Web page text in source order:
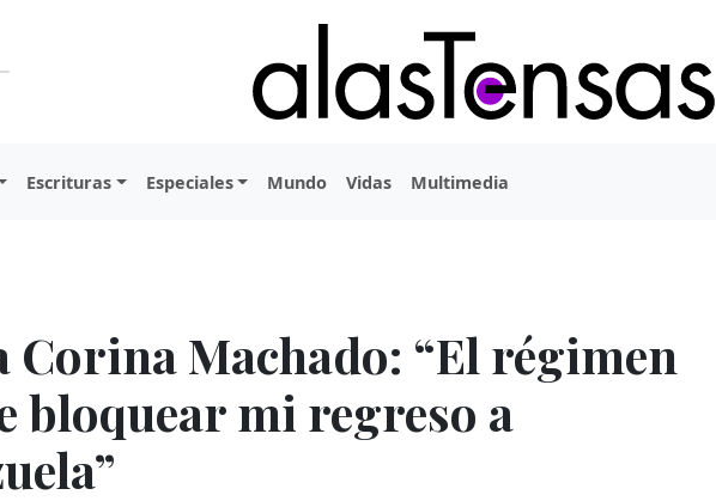
Escrituras Especiales Mundo Vidas Multimedia
Corina Machado: “El régimen
bloquear mi regreso a